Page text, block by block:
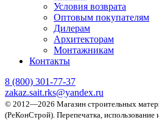
Условия возврата
Оптовым покупателям
Дилерам
Архитекторам
Монтажникам
Контакты
8 (800) 301-77-37
zakaz.sait.rks@yandex.ru
© 2012—2026 Магазин строительных
(РеКонСтрой). Перепечатка,